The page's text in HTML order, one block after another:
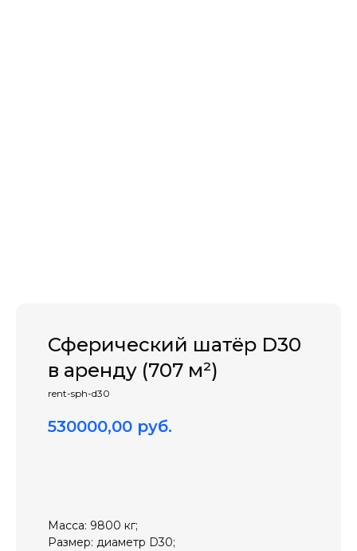
Сферический шатёр D30
в аренду (707 м²)
rent-sph-d30
530000,00 руб.
Масса: 9800 кг;
Размер: диаметр D30;